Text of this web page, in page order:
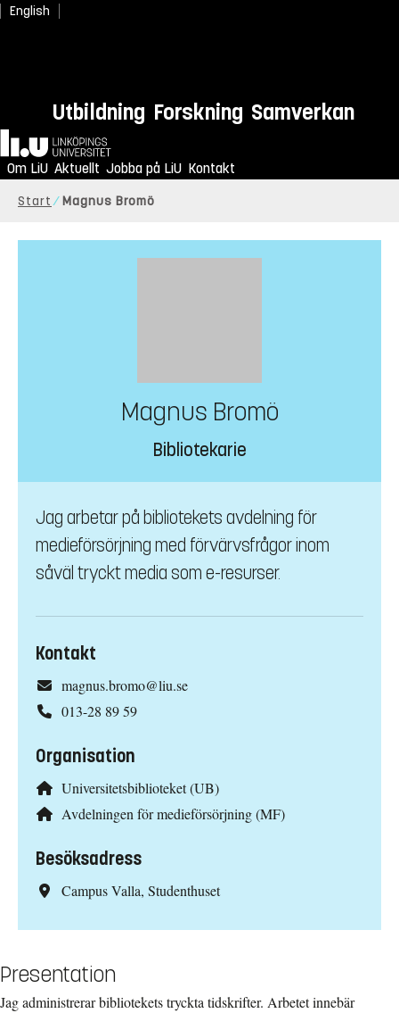
English
Utbildning Forskning Samverkan
Hem
Om LiU Aktuellt Jobba på LiU Kontakt
Start Magnus Bromö
Magnus Bromö
Bibliotekarie
Jag arbetar på bibliotekets avdelning för
medieförsörjning med förvärvsfrågor inom
såväl tryckt media som e-resurser.
Kontakt
magnus.bromo@liu.se
013-28 89 59
Organisation
Universitetsbiblioteket (UB)
Avdelningen för medieförsörjning (MF)
Besöksadress
Campus Valla, Studenthuset
Presentation
Jag administrerar bibliotekets tryckta tidskrifter. Arbetet innebär